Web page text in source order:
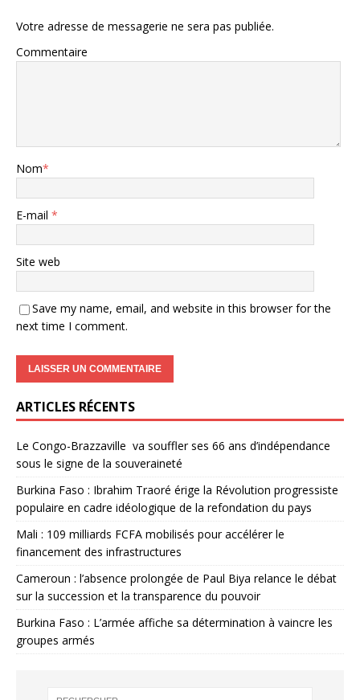
Votre adresse de messagerie ne sera pas publiée.
Commentaire
Nom*
E-mail *
Site web
Save my name, email, and website in this browser for the
next time I comment.
ARTICLES RÉCENTS
Le Congo-Brazzaville va souffler ses 66 ans d’indépendance
sous le signe de la souveraineté
Burkina Faso : Ibrahim Traoré érige la Révolution progressiste
populaire en cadre idéologique de la refondation du pays
Mali : 109 milliards FCFA mobilisés pour accélérer le
financement des infrastructures
Cameroun : l’absence prolongée de Paul Biya relance le débat
sur la succession et la transparence du pouvoir
Burkina Faso : L’armée affiche sa détermination à vaincre les
groupes armés